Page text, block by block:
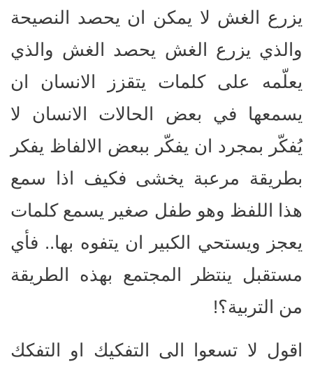
يزرع الغش لا يمكن ان يحصد النصيحة
والذي يزرع الغش يحصد الغش والذي
يعلّمه على كلمات يتقزز الانسان ان
يسمعها في بعض الحالات الانسان لا
يُفكّر بمجرد ان يفكّر ببعض الالفاظ يفكر
بطريقة مرعبة يخشى فكيف اذا سمع
هذا اللفظ وهو طفل صغير يسمع كلمات
يعجز ويستحي الكبير ان يتفوه بها.. فأي
مستقبل ينتظر المجتمع بهذه الطريقة
من التربية؟!
اقول لا تسعوا الى التفكيك او التفكك